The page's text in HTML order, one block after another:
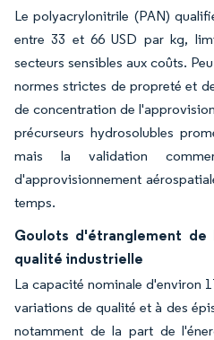
Le polyacrylonitrile (PAN)
entre 33 et 66 USD par kg,
secteurs sensibles aux coûts.
normes strictes de propreté et
de concentration de
précurseurs hydrosolubles
mais la validation
d'approvisionnement
temps.
Goulots d'étranglement
qualité industrielle
La capacité nominale d'environ
variations de qualité et à des
notamment de la part de